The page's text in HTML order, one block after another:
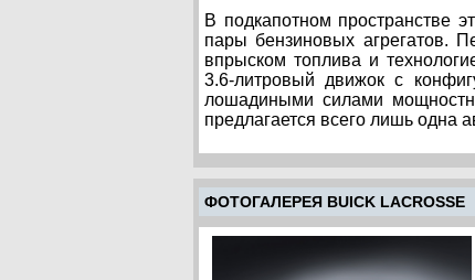
В подкапотном пространстве
пары бензиновых агрегатов.
впрыском топлива и
3.6-литровый движок с
лошадиными силами
предлагается всего лишь одна
ФОТОГАЛЕРЕЯ BUICK LACROSSE